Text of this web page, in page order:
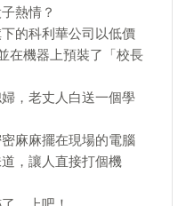
熱情？
的科利華公司以低價
在機器上預裝了「校長
，老丈人白送一個學
麻麻擺在現場的電腦
，讓人直接打個機